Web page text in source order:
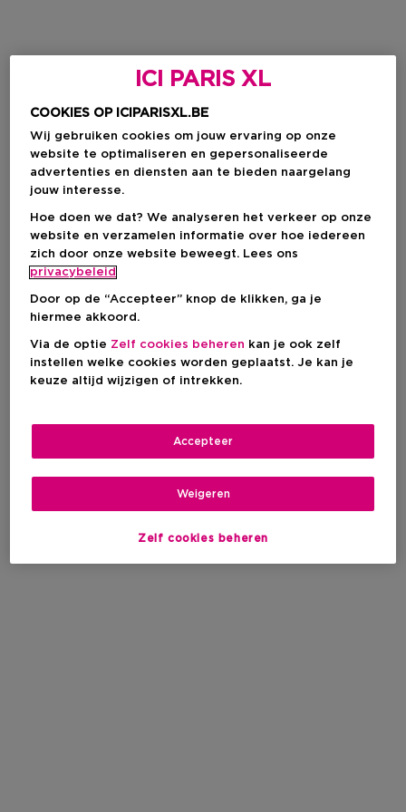
ICI PARIS XL
COOKIES OP ICIPARISXL.BE
Wij gebruiken cookies om jouw ervaring op onze
website te optimaliseren en gepersonaliseerde
advertenties en diensten aan te bieden naargelang
jouw interesse.
Hoe doen we dat? We analyseren het verkeer op onze
website en verzamelen informatie over hoe iedereen
zich door onze website beweegt. Lees ons
privacybeleid
Door op de “Accepteer” knop de klikken, ga je
hiermee akkoord.
Via de optie Zelf cookies beheren kan je ook zelf
instellen welke cookies worden geplaatst. Je kan je
keuze altijd wijzigen of intrekken.
Zelf cookies beheren
Weigeren
Accepteer